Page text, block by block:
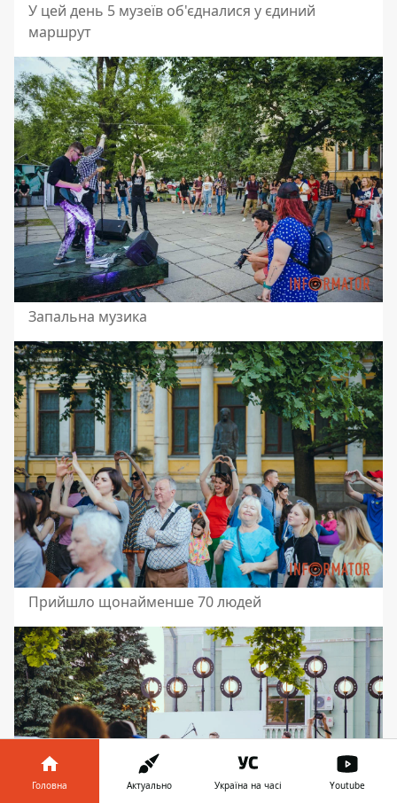
У цей день 5 музеїв об'єдналися у єдиний
маршрут
Запальна музика
Прийшло щонайменше 70 людей
Головна Актуально Україна на часі Youtube